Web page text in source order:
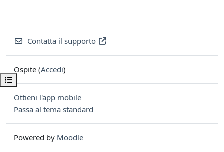
Apri indice del corso
Contatta il supporto
Ospite (Accedi)
Ottieni l'app mobile
Passa al tema standard
Powered by Moodle